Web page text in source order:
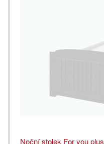
Noční stolek For you plus